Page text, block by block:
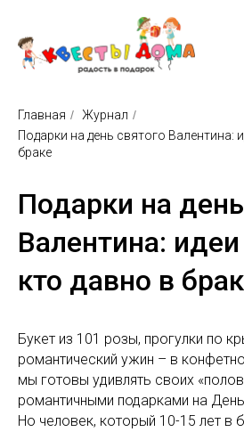
Главная / Журнал /
Подарки на день святого Валентина:
браке
Подарки на
Валентина:
кто давно в
Букет из 101 розы, прогулки по
романтический ужин – в
мы готовы удивлять своих
романтичными подарками на
Но человек, который 10-15 лет в